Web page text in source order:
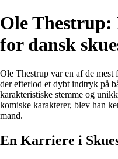
Ole Thestrup:
for dansk
Ole Thestrup var en af de
der efterlod et dybt indtryk på
karakteristiske stemme og
komiske karakterer, blev han
mand.
En Karriere i